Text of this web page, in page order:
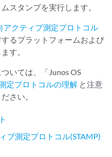
スタンプを実行します。
クティブ測定プロトコル
るプラットフォームおよび
す。
いては、「Junos OS
定プロトコルの理解 と注意
さい。
ブ測定プロトコル(STAMP)